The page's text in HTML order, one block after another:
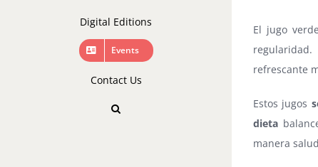
Digital Editions
Events
Contact Us
El jugo
refrescante
Estos jugos
dieta
manera